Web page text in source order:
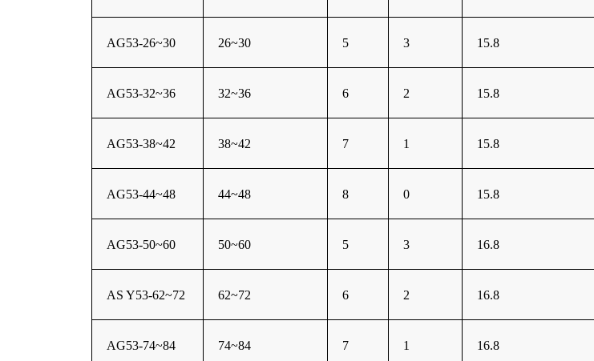
AG53-26~30 26~30 5 3 15.8
AG53-32~36 32~36 6 2 15.8
AG53-38~42 38~42 7 1 15.8
AG53-44~48 44~48 8 0 15.8
AG53-50~60 50~60 5 3 16.8
AS Y53-62~72 62~72 6 2 16.8
AG53-74~84 74~84 7 1 16.8